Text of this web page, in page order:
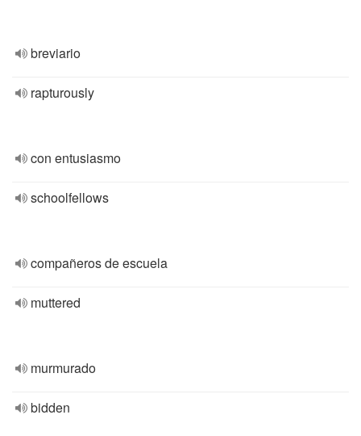
breviario
rapturously
con entusiasmo
schoolfellows
compañeros de escuela
muttered
murmurado
bidden